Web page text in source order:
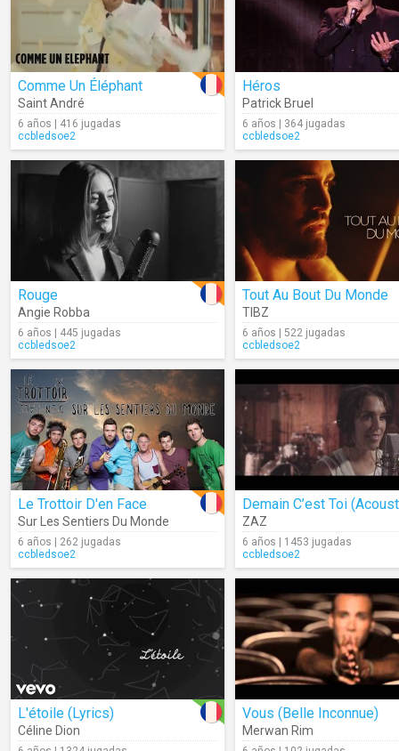
Comme Un Éléphant
Saint André
6 años | 416 jugadas
ccbledsoe2
Héros
Patrick Bruel
6 años | 364 jugadas
ccbledsoe2
Rouge
Angie Robba
6 años | 445 jugadas
ccbledsoe2
Tout Au Bout Du Monde
TIBZ
6 años | 522 jugadas
ccbledsoe2
Le Trottoir D'en Face
Sur Les Sentiers Du Monde
6 años | 262 jugadas
ccbledsoe2
Demain C’est Toi
ZAZ
6 años | 1453 jugadas
ccbledsoe2
L'étoile (Lyrics)
Céline Dion
Vous (Belle Inconnue)
Merwan Rim